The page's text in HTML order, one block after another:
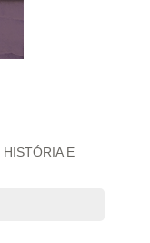
HISTÓRIA E